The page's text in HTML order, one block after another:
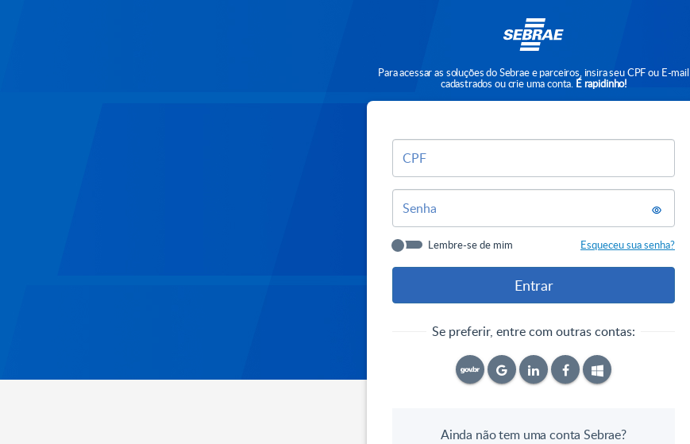
Para acessar as soluções do Sebrae e parceiros, insira seu CPF ou E-mail
cadastrados ou crie uma conta. É rapidinho!
CPF
Senha
Lembre-se de mim Esqueceu sua senha?
Se preferir, entre com outras contas:
Ainda não tem uma conta Sebrae?